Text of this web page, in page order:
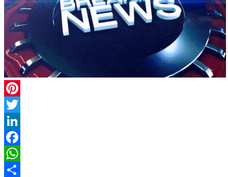
Pinterest
Twitter
LinkedIn
Facebook
WhatsApp